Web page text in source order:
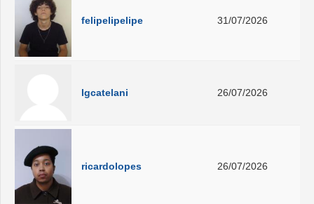
felipelipelipe 31/07/2026
lgcatelani 26/07/2026
ricardolopes 26/07/2026